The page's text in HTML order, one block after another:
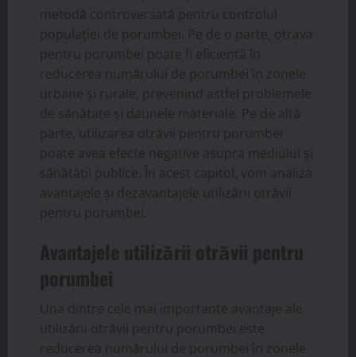
metodă controversată pentru controlul
populației de porumbei. Pe de o parte, otrava
pentru porumbei poate fi eficientă în
reducerea numărului de porumbei în zonele
urbane și rurale, prevenind astfel problemele
de sănătate și daunele materiale. Pe de altă
parte, utilizarea otrăvii pentru porumbei
poate avea efecte negative asupra mediului și
sănătății publice. În acest capitol, vom analiza
avantajele și dezavantajele utilizării otrăvii
pentru porumbei.
Avantajele utilizării otrăvii pentru
porumbei
Una dintre cele mai importante avantaje ale
utilizării otrăvii pentru porumbei este
reducerea numărului de porumbei în zonele